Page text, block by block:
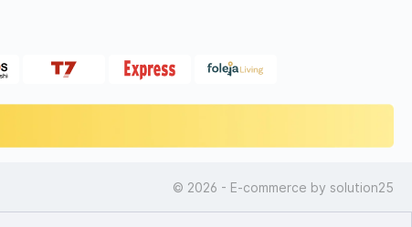
© 2026 - E-commerce by solution25